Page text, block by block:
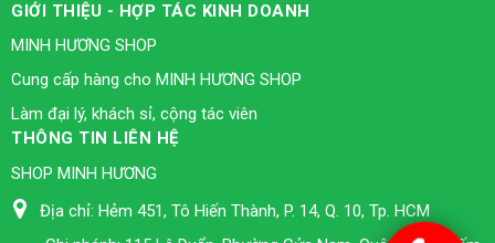
GIỚI THIỆU - HỢP TÁC KINH DOANH
MINH HƯƠNG SHOP
Cung cấp hàng cho MINH HƯƠNG SHOP
Làm đại lý, khách sỉ, cộng tác viên
THÔNG TIN LIÊN HỆ
SHOP MINH HƯƠNG
Địa chỉ: Hẻm 451, Tô Hiến Thành, P. 14, Q. 10, Tp. HCM